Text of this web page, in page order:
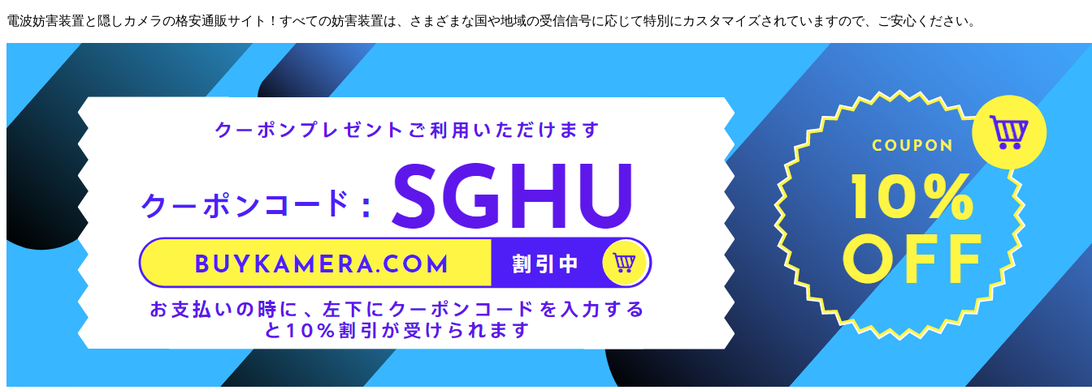
電波妨害装置と隠しカメラの格安通販サイト！すべての妨害装置は、さまざまな国や地域の受信信号に応じて特別にカスタマイズされていますので、ご安心ください。